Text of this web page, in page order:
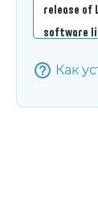
Как